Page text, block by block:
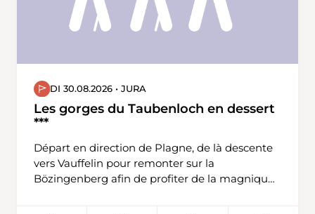
DI 30.08.2026 • JURA
Les gorges du Taubenloch en dessert
***
Départ en direction de Plagne, de là descente
vers Vauffelin pour remonter sur la
Bözingenberg afin de profiter de la magnique